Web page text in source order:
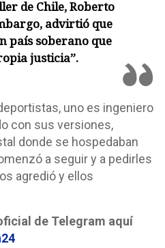
de Chile, Roberto
advirtió que
país soberano que
justicia”.
uno es ingeniero
con sus versiones,
donde se hospedaban
a seguir y a pedirles
agredió y ellos
de Telegram aquí